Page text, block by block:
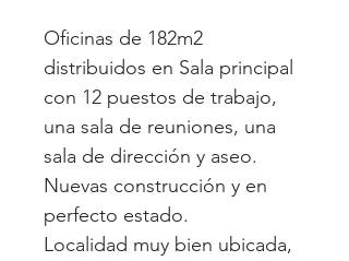
Oficinas de 182m2
distribuidos en Sala principal
con 12 puestos de trabajo,
una sala de reuniones, una
sala de dirección y aseo.
Nuevas construcción y en
perfecto estado.
Localidad muy bien ubicada,